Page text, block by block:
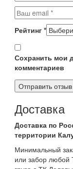
Рейтинг *
Сохранить мои
комментариев
Доставка
Доставка по
территории
Минимальный
или забор